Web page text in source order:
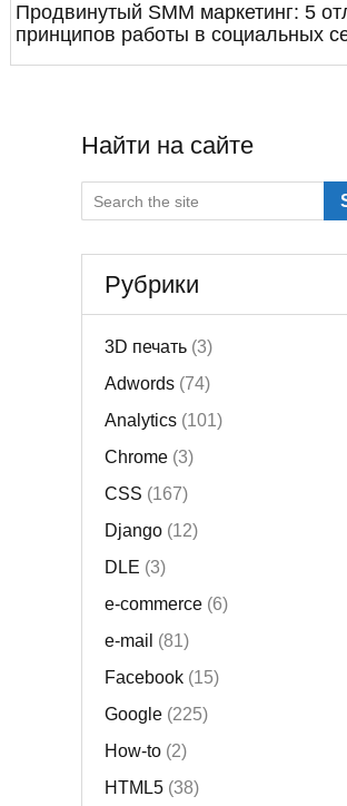
Продвинутый SMM маркетинг: 5
принципов работы в социальных
Найти на сайте
Рубрики
3D печать(3)
Adwords(74)
Analytics(101)
Chrome(3)
CSS (167)
Django(12)
DLE (3)
e-commerce(6)
e-mail (81)
Facebook(15)
Google(225)
How-to(2)
HTML5(38)